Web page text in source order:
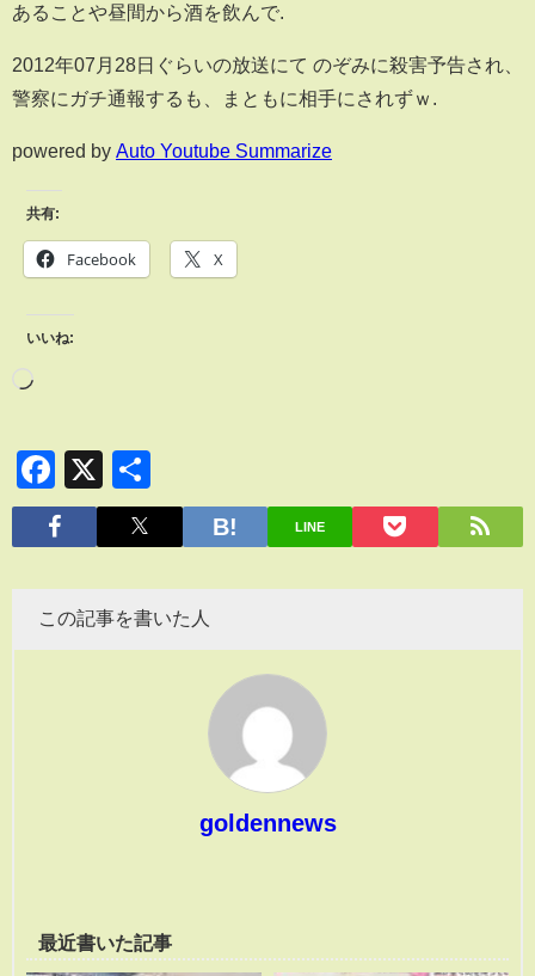
あることや昼間から酒を飲んで.
2012年07月28日ぐらいの放送にて のぞみに殺害予告され、
警察にガチ通報するも、まともに相手にされずｗ.
powered by Auto Youtube Summarize
共有:
Facebook X
いいね:
Facebook
X
有
LINE
この記事を書いた人
goldennews
最近書いた記事